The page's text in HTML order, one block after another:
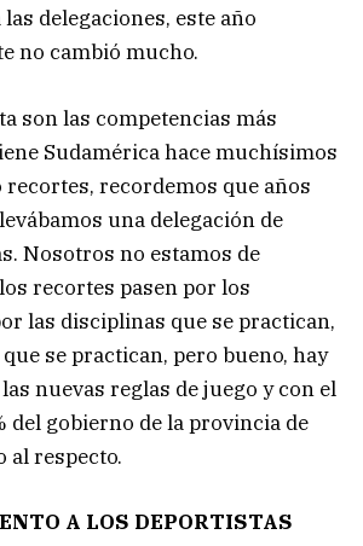
delegaciones, este año
no cambió mucho.
son las competencias más
Sudamérica hace muchísimos
recordemos que años
una delegación de
Nosotros no estamos de
recortes pasen por los
las disciplinas que se practican,
se practican, pero bueno, hay
nuevas reglas de juego y con el
del gobierno de la provincia de
al respecto.
A LOS DEPORTISTAS